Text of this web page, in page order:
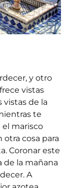
y otro
vistas
vistas de la
te
el marisco
cosa para
Coronar este
de la mañana
A